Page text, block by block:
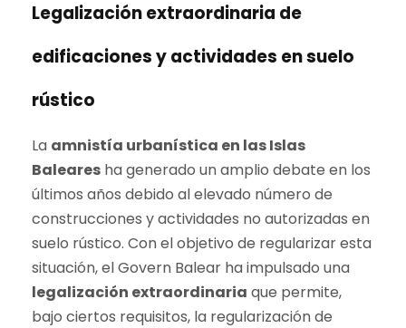
Legalización extraordinaria de
edificaciones y actividades en suelo
rústico
La amnistía urbanística en las Islas
Baleares ha generado un amplio debate en los
últimos años debido al elevado número de
construcciones y actividades no autorizadas en
suelo rústico. Con el objetivo de regularizar esta
situación, el Govern Balear ha impulsado una
legalización extraordinaria que permite,
bajo ciertos requisitos, la regularización de